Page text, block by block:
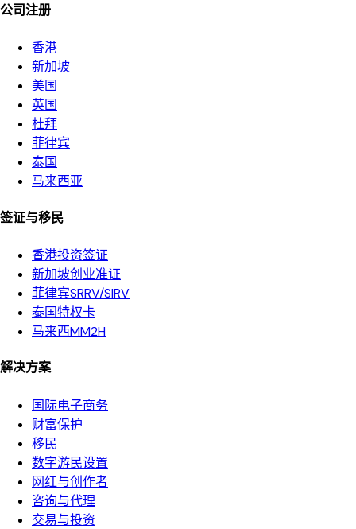
公司注册
香港
新加坡
美国
英国
杜拜
菲律宾
泰国
马来西亚
签证与移民
香港投资签证
新加坡创业准证
菲律宾SRRV/SIRV
泰国特权卡
马来西MM2H
解决方案
国际电子商务
财富保护
移民
数字游民设置
网红与创作者
咨询与代理
交易与投资